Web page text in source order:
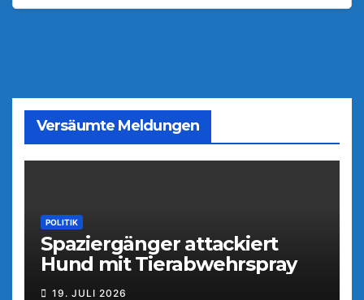
Versäumte Meldungen
POLITIK
Spaziergänger attackiert
Hund mit Tierabwehrspray
19. JULI 2026